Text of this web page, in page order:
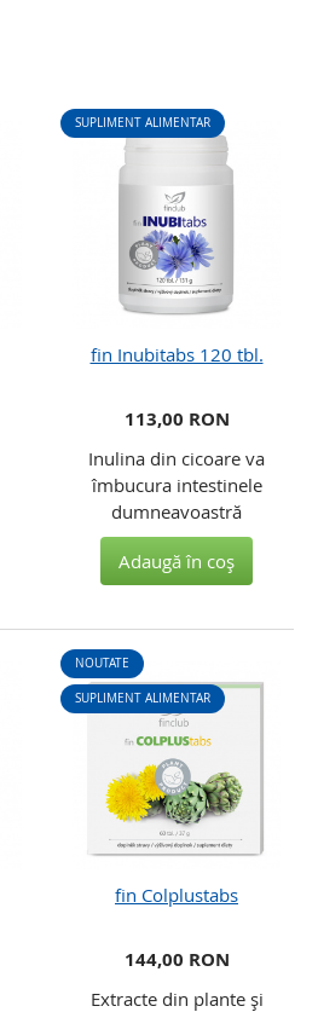
fin Inubitabs 120 tbl.
SUPLIMENT ALIMENTAR
113,00 RON
Inulina din cicoare va
îmbucura intestinele
dumneavoastră
Adaugă în coş
fin Colplustabs
NOUTATE
SUPLIMENT ALIMENTAR
144,00 RON
Extracte din plante şi